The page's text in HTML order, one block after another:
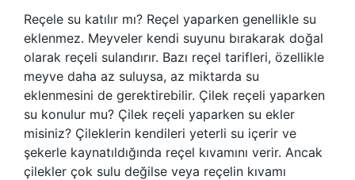
Reçele su katılır mı? Reçel yaparken genellikle su
eklenmez. Meyveler kendi suyunu bırakarak doğal
olarak reçeli sulandırır. Bazı reçel tarifleri, özellikle
meyve daha az suluysa, az miktarda su
eklenmesini de gerektirebilir. Çilek reçeli yaparken
su konulur mu? Çilek reçeli yaparken su ekler
misiniz? Çileklerin kendileri yeterli su içerir ve
şekerle kaynatıldığında reçel kıvamını verir. Ancak
çilekler çok sulu değilse veya reçelin kıvamı